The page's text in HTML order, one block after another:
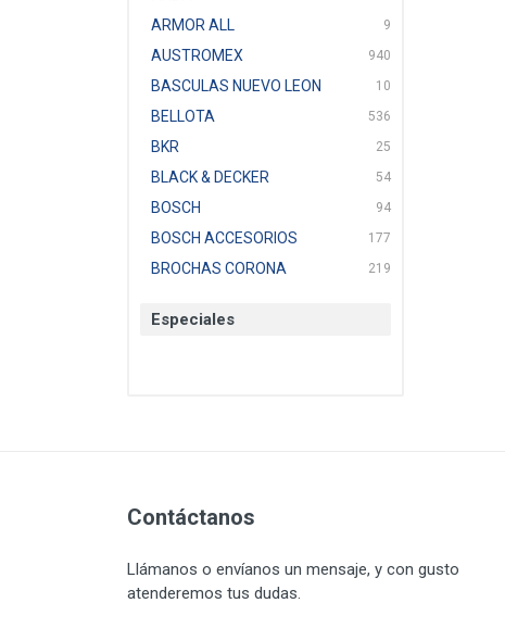
ARMOR ALL 9
AUSTROMEX 940
BASCULAS NUEVO LEON 10
BELLOTA 536
BKR 25
BLACK & DECKER 54
BOSCH 94
BOSCH ACCESORIOS 177
BROCHAS CORONA 219
CAT
CORONA
CRESCENT 251
DAP SELLADORES
Especiales
Contáctanos
Llámanos o envíanos un mensaje, y con gusto
atenderemos tus dudas.